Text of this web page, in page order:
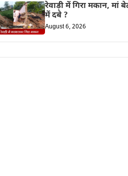
रेवाड़ी में गिरा मकान, मां
में दबे ?
August 6, 2026